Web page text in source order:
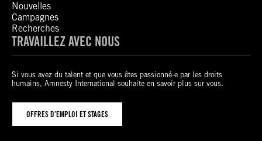
Nouvelles
Campagnes
Recherches
TRAVAILLEZ AVEC NOUS
Si vous avez du talent et que vous êtes passionné-e par les droits
humains, Amnesty International souhaite en savoir plus sur vous.
OFFRES D’EMPLOI ET STAGES